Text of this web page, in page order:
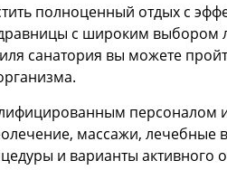
полноценный отдых с
с широким
санатория вы можете
массажи, лечебные
и варианты активного